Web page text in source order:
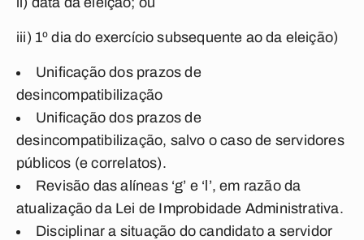
iii) 1º dia do exercício subsequente ao da eleição)
Unificação dos prazos de
desincompatibilização
Unificação dos prazos de
desincompatibilização, salvo o caso de servidores
públicos (e correlatos).
Revisão das alíneas ‘g’ e ‘l’, em razão da
atualização da Lei de Improbidade Administrativa.
Disciplinar a situação do candidato a servidor